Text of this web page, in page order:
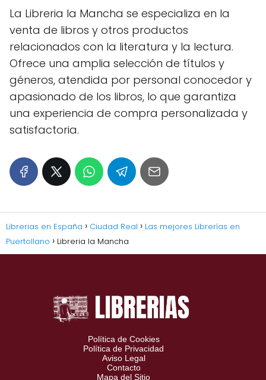
La Libreria la Mancha se especializa en la
venta de libros y otros productos
relacionados con la literatura y la lectura.
Ofrece una amplia selección de títulos y
géneros, atendida por personal conocedor y
apasionado de los libros, lo que garantiza
una experiencia de compra personalizada y
satisfactoria.
Librerias en España Ciudad Real
Las mejores Librerías en
Puertollano
Libreria la Mancha
Política de Cookies
Política de Privacidad
Aviso Legal
Contacto
Mapa del Sitio